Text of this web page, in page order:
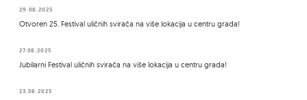
29.08.2025
Otvoren 25. Festival uličnih svirača na više lokacija u centru grada!
27.08.2025
Jubilarni Festival uličnih svirača na više lokacija u centru grada!
23.08.2025